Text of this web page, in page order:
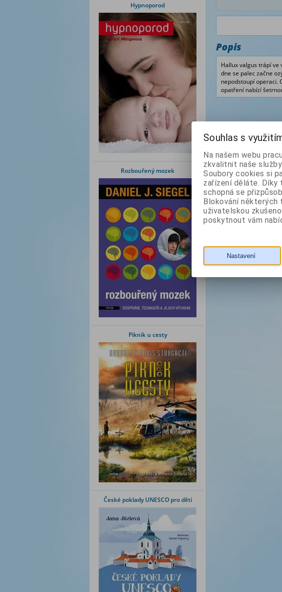
Hypnoporod
Rozbouřený mozek
Piknik u cesty
České poklady UNESCO pro děti
Popis
Hallux valgus trápí ve
dne se palec začne
nepodstoupí operaci.
opatření nabízí
Souhlas s
Na našem webu
zkvalitnit naše
Soubory cookies si
zařízení děláte. Díky
schopná se
Blokování některých
uživatelskou
poskytnout vám
Nastavení